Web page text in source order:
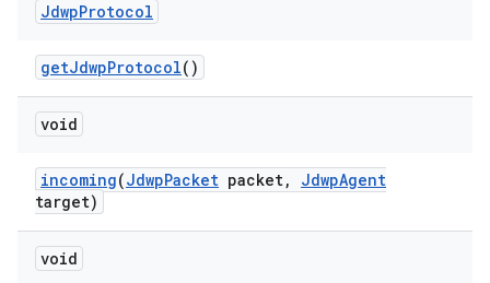
JdwpProtocol
getJdwpProtocol()
void
incoming(JdwpPacket packet, JdwpAgent
target)
void